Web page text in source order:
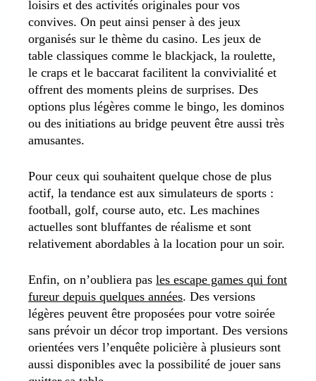
loisirs et des activités originales pour vos
convives. On peut ainsi penser à des jeux
organisés sur le thème du casino. Les jeux de
table classiques comme le blackjack, la roulette,
le craps et le baccarat facilitent la convivialité et
offrent des moments pleins de surprises. Des
options plus légères comme le bingo, les dominos
ou des initiations au bridge peuvent être aussi très
amusantes.
Pour ceux qui souhaitent quelque chose de plus
actif, la tendance est aux simulateurs de sports :
football, golf, course auto, etc. Les machines
actuelles sont bluffantes de réalisme et sont
relativement abordables à la location pour un soir.
Enfin, on n’oubliera pas les escape games qui font
fureur depuis quelques années. Des versions
légères peuvent être proposées pour votre soirée
sans prévoir un décor trop important. Des versions
orientées vers l’enquête policière à plusieurs sont
aussi disponibles avec la possibilité de jouer sans